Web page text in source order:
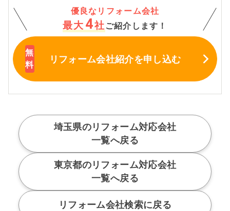
優良なリフォーム会社
最大 4社 ご紹介します！
リフォーム会社紹介を申し込む
埼玉県のリフォーム対応会社
一覧へ戻る
東京都のリフォーム対応会社
一覧へ戻る
リフォーム会社検索に戻る